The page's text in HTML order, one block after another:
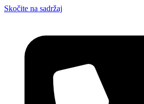
Skočite na sadržaj